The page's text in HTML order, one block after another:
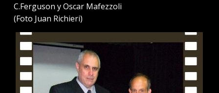
C.Ferguson y Oscar Mafezzoli
(Foto Juan Richieri)